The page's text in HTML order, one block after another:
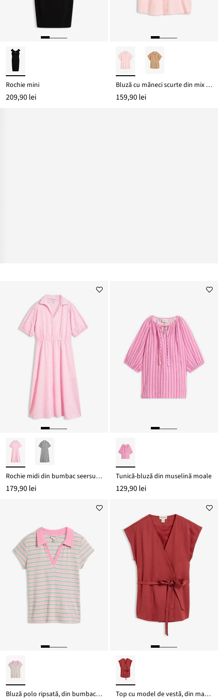
Rochie mini
209,90 lei
Bluză cu mâneci scurte din mix de in și viscoză
159,90 lei
Rochie midi din bumbac seersucker 100%
179,90 lei
Tunică-bluză din muselină moale
129,90 lei
Bluză polo ripsată, din bumbac organic 100% Top cu model de vestă, din material cu viscoză